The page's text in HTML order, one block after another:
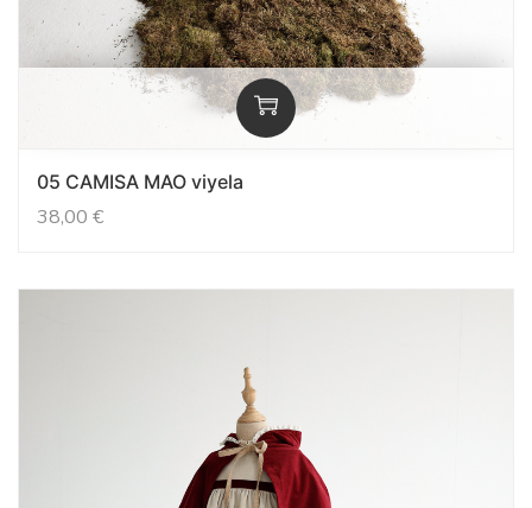
05 CAMISA MAO viyela
38,00 €